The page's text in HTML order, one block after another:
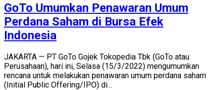
GoTo Umumkan Penawaran Umum
Perdana Saham di Bursa Efek
Indonesia
JAKARTA — PT GoTo Gojek Tokopedia Tbk (GoTo atau
Perusahaan), hari ini, Selasa (15/3/2022) mengumumkan
rencana untuk melakukan penawaran umum perdana saham
(Initial Public Offering/IPO) di...